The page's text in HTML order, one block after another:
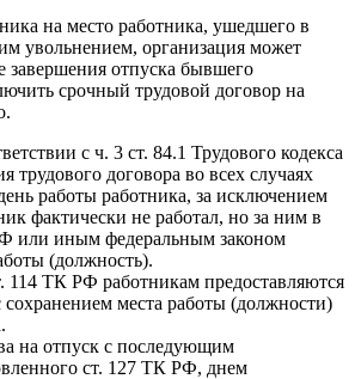
на место работника, ушедшего в
увольнением, организация может
завершения отпуска бывшего
срочный трудовой договор на
с ч. 3 ст. 84.1 Трудового кодекса
договора во всех случаях
работы работника, за исключением
фактически не работал, но за ним в
или иным федеральным законом
(должность).
114 ТК РФ работникам предоставляются
сохранением места работы (должности)
на отпуск с последующим
ст. 127 ТК РФ, днем